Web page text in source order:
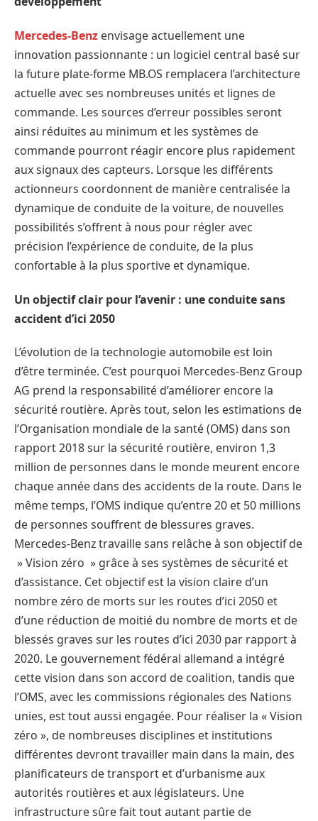
Mercedes-Benz envisage actuellement une
innovation passionnante : un logiciel central basé sur
la future plate-forme MB.OS remplacera l’architecture
actuelle avec ses nombreuses unités et lignes de
commande. Les sources d’erreur possibles seront
ainsi réduites au minimum et les systèmes de
commande pourront réagir encore plus rapidement
aux signaux des capteurs. Lorsque les différents
actionneurs coordonnent de manière centralisée la
dynamique de conduite de la voiture, de nouvelles
possibilités s’offrent à nous pour régler avec
précision l’expérience de conduite, de la plus
confortable à la plus sportive et dynamique.
Un objectif clair pour l’avenir : une conduite sans
accident d’ici 2050
L’évolution de la technologie automobile est loin
d’être terminée. C’est pourquoi Mercedes-Benz Group
AG prend la responsabilité d’améliorer encore la
sécurité routière. Après tout, selon les estimations de
l’Organisation mondiale de la santé (OMS) dans son
rapport 2018 sur la sécurité routière, environ 1,3
million de personnes dans le monde meurent encore
chaque année dans des accidents de la route. Dans le
même temps, l’OMS indique qu’entre 20 et 50 millions
de personnes souffrent de blessures graves.
Mercedes-Benz travaille sans relâche à son objectif de
» Vision zéro » grâce à ses systèmes de sécurité et
d’assistance. Cet objectif est la vision claire d’un
nombre zéro de morts sur les routes d’ici 2050 et
d’une réduction de moitié du nombre de morts et de
blessés graves sur les routes d’ici 2030 par rapport à
2020. Le gouvernement fédéral allemand a intégré
cette vision dans son accord de coalition, tandis que
l’OMS, avec les commissions régionales des Nations
unies, est tout aussi engagée. Pour réaliser la « Vision
zéro », de nombreuses disciplines et institutions
différentes devront travailler main dans la main, des
planificateurs de transport et d’urbanisme aux
autorités routières et aux législateurs. Une
infrastructure sûre fait tout autant partie de